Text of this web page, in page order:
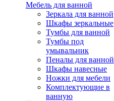
Мебель для ванной
Зеркала для ванной
Шкафы зеркальные
Тумбы для ванной
Тумбы под
умывальник
Пеналы для ванной
Шкафы навесные
Ножки для мебели
Комплектующие в
ванную